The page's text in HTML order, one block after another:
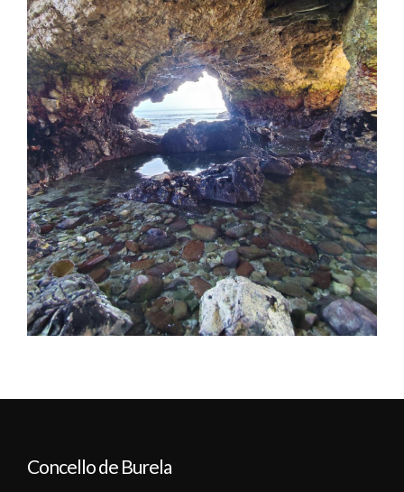
Concello de Burela